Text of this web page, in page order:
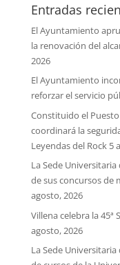
Entradas
El Ayuntamiento
la renovación del
2026
El Ayuntamiento
reforzar el servicio
Constituido el
coordinará la
Leyendas del Rock 5
La Sede
de sus concursos de
agosto, 2026
Villena celebra la 45ª
agosto, 2026
La Sede